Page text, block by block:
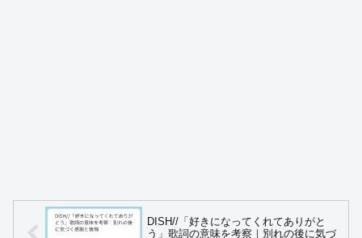
DISH//「好きになってくれてありがと
う」歌詞の意味を考察｜別れの後に気づ